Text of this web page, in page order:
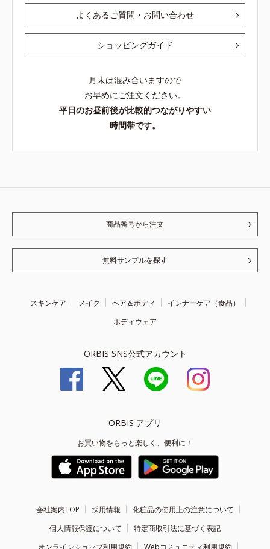
よくあるご質問・お問い合わせ
ショッピングガイド
月末は混み合いますので
お早めにご注文ください。
平日のお昼前後が比較的つながりやすい
時間帯です。
商品番号から注文
無料サンプルを探す
スキンケア メイク ヘア＆ボディ
インナーケア（食品）
ボディウェア
ORBIS SNS公式アカウント
ORBIS アプリ
お買い物をもっと楽しく、便利に！
会社案内TOP 採用情報
化粧品の使用上の注意について
個人情報保護について
特定商取引法に基づく表記
オンラインショップ利用規約
Webコミュニティ利用規約